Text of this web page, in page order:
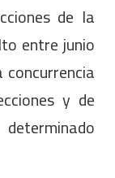
de la
entre junio
y de